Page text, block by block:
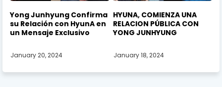
Yong Junhyung Confirma
su Relación con HyunA en
un Mensaje Exclusivo
January 20, 2024
HYUNA, COMIENZA UNA
RELACION PÚBLICA CON
YONG JUNHYUNG
January 18, 2024